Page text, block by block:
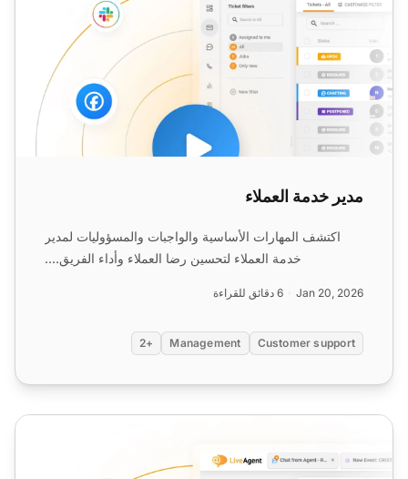
مدير خدمة العملاء
اكتشف المهارات الأساسية والواجبات والمسؤوليات لمدير
خدمة العملاء لتحسين رضا العملاء وأداء الفريق....
Jan 20, 2026 6 دقائق للقراءة
Customer support
Management
+2
وظائف مركز الاتصالات